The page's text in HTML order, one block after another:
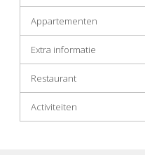
Een boerderij van het
Het huis is verdeeld in
telefoon, radio, verwarming,
Zie de omgeving
Appartementen
Extra informatie
Restaurant
Activiteiten